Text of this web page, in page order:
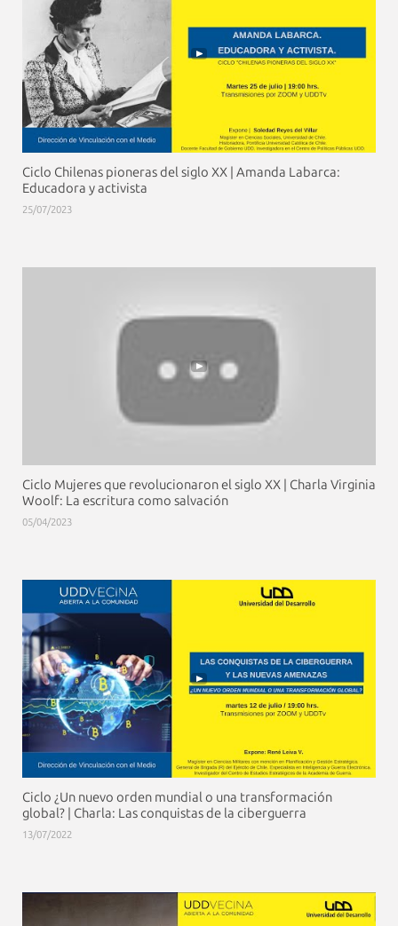
Ciclo Chilenas pioneras del siglo XX | Amanda Labarca:
Educadora y activista
25/07/2023
Ciclo Mujeres que revolucionaron el siglo XX | Charla Virginia
Woolf: La escritura como salvación
05/04/2023
Ciclo ¿Un nuevo orden mundial o una transformación
global? | Charla: Las conquistas de la ciberguerra
13/07/2022